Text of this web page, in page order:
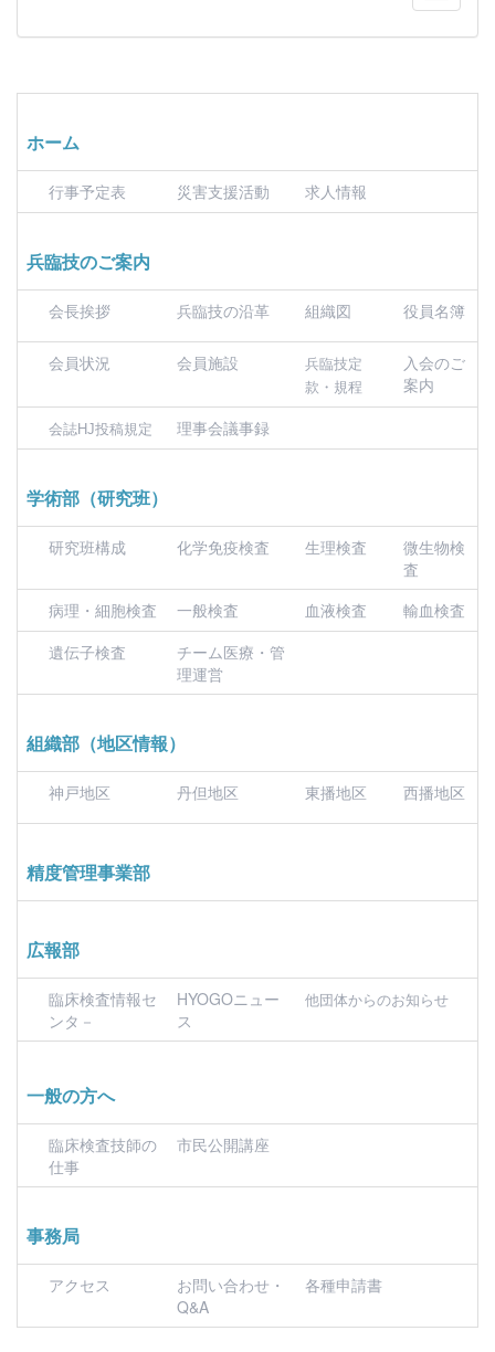
ホーム
行事予定表 災害支援活動 求人情報
兵臨技のご案内
会長挨拶 兵臨技の沿革 組織図 役員名簿
会員状況 会員施設
兵臨技定
款・規程
入会のご
案内
会誌HJ投稿規定 理事会議事録
学術部（研究班）
研究班構成 化学免疫検査 生理検査
微生物検
査
病理・細胞検査
一般検査 血液検査
輸血検査
遺伝子検査
チーム医療・管
理運営
組織部（地区情報）
神戸地区 丹但地区 東播地区 西播地区
精度管理事業部
広報部
臨床検査情報セ
ンタ－
HYOGOニュー
ス
他団体からのお知らせ
一般の方へ
臨床検査技師の
仕事
市民公開講座
事務局
アクセス
お問い合わせ・
Q&A
各種申請書